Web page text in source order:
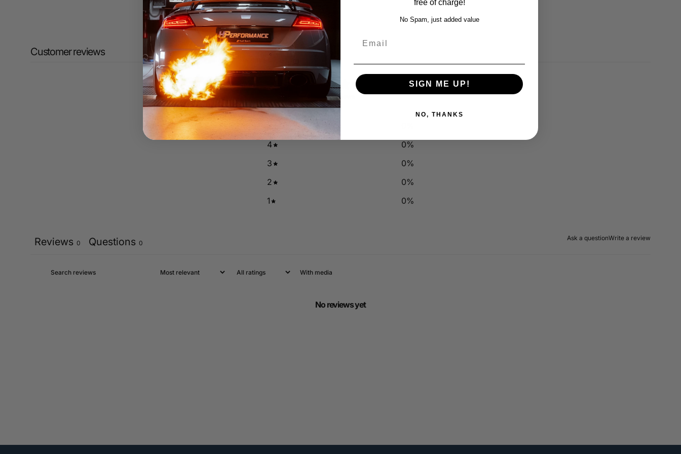
Customer reviews
0 0 reviews
5
4
0%
3
0%
2
0%
1
0%
Ask a questionWrite a review
Reviews 0 Questions 0
With media
No reviews yet
free of charge!
No Spam, just added value
SIGN ME UP!
NO, THANKS